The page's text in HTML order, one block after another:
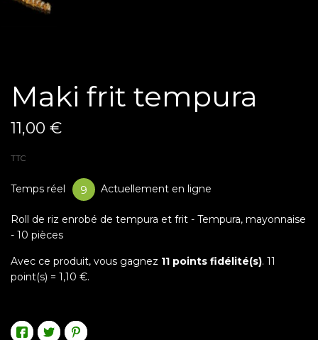
Maki frit tempura
11,00 €
TTC
Temps réel 9 Actuellement en ligne
Roll de riz enrobé de tempura et frit - Tempura, mayonnaise
- 10 pièces
Avec ce produit, vous gagnez 11 points fidélité(s). 11
point(s) = 1,10 €.